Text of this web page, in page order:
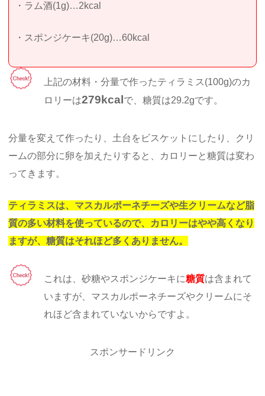
・ラム酒(1g)…2kcal
・スポンジケーキ(20g)…60kcal
上記の材料・分量で作ったティラミス(100g)のカ
ロリーは279kcal で、糖質は29.2gです。
分量を変えて作ったり、土台をビスケットにしたり、クリ
ームの部分に卵を加えたりすると、カロリーと糖質は変わ
ってきます。
ティラミスは、マスカルポーネチーズや生クリームなど脂
質の多い材料を使っているので、カロリーはやや高くなり
ますが、糖質はそれほど多くありません。
これは、砂糖やスポンジケーキに糖質は含まれて
いますが、マスカルポーネチーズやクリームにそ
れほど含まれていないからですよ。
スポンサードリンク